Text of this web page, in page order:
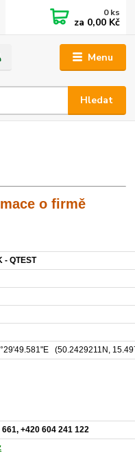
Menu
Hledat
0ks
za 0,00 Kč
o firmě
- QTEST
(50.2429211N,
661,+420 604 241 122